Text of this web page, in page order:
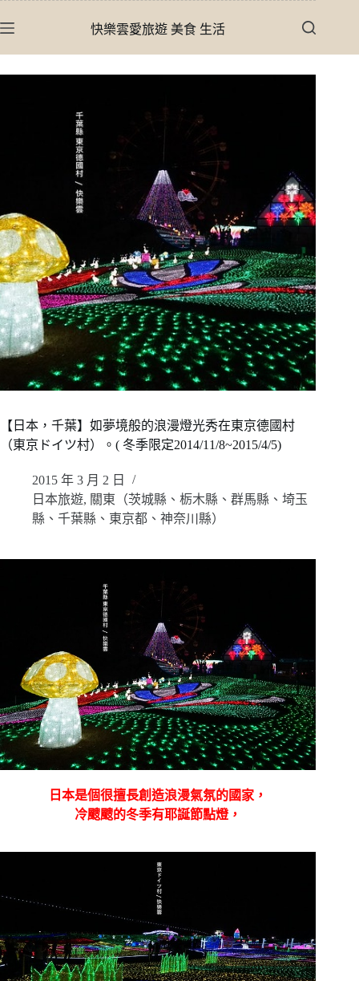
至
快樂雲愛旅遊 美食 生活
【日本，千葉】如夢境般的浪漫燈光秀在東京德國村
（東京ドイツ村）。( 冬季限定2014/11/8~2015/4/5)
2015 年 3 月 2 日
日本旅遊, 關東（茨城縣、栃木縣、群馬縣、埼玉
縣、千葉縣、東京都、神奈川縣）
日本是個很擅長創造浪漫氣氛的國家，
冷颼颼的冬季有耶誕節點燈，